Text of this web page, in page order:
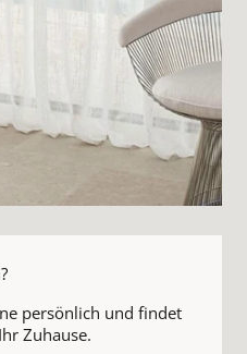
persönlich und findet
Zuhause.